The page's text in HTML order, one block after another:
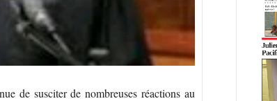
de susciter de nombreuses réactions au